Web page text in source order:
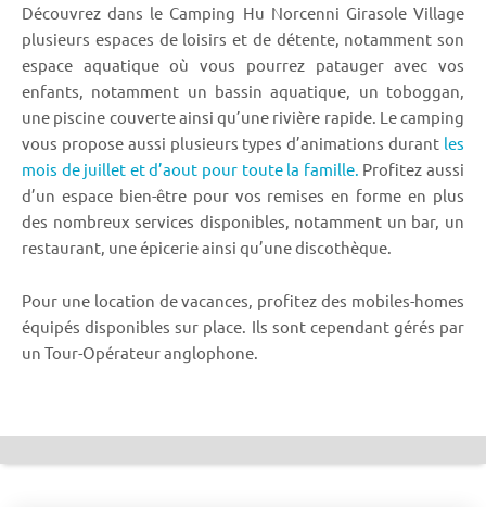
Découvrez dans le Camping Hu Norcenni Girasole Village
plusieurs espaces de loisirs et de détente, notamment son
espace aquatique où vous pourrez patauger avec vos
enfants, notamment un bassin aquatique, un toboggan,
une piscine couverte ainsi qu’une rivière rapide. Le camping
vous propose aussi plusieurs types d’animations durant les
mois de juillet et d’aout pour toute la famille. Profitez aussi
d’un espace bien-être pour vos remises en forme en plus
des nombreux services disponibles, notamment un bar, un
restaurant, une épicerie ainsi qu’une discothèque.
Pour une location de vacances, profitez des mobiles-homes
équipés disponibles sur place. Ils sont cependant gérés par
un Tour-Opérateur anglophone.